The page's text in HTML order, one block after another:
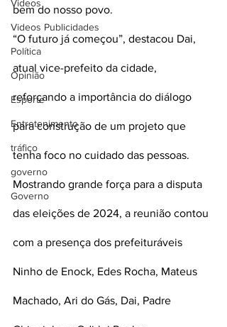
Videos
Videos Publicidades
Política
Opinião
Esporte
Entretenimento
tráfico
governo
Governo
bem do nosso povo.
“O futuro já começou”, destacou Dai,
atual vice-prefeito da cidade,
reforçando a importância do diálogo
para construção de um projeto que
tenha foco no cuidado das pessoas.
Mostrando grande força para a disputa
das eleições de 2024, a reunião contou
com a presença dos prefeituráveis
Ninho de Enock, Edes Rocha, Mateus
Machado, Ari do Gás, Dai, Padre